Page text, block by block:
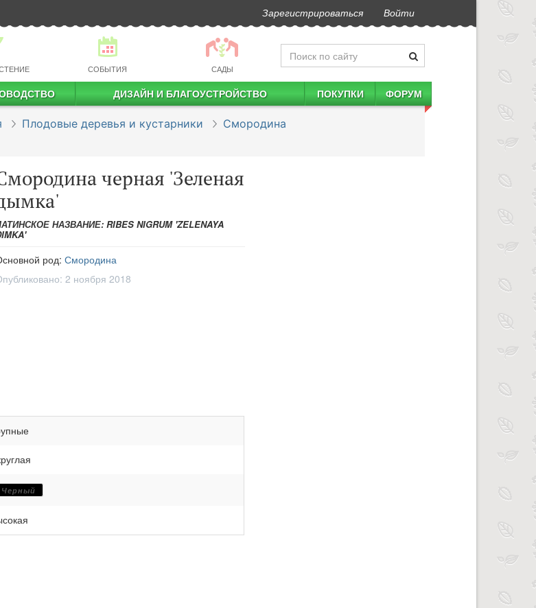
Зарегистрироваться Войти
СОБЫТИЯ САДЫ
ДИЗАЙН И БЛАГОУСТРОЙСТВО ПОКУПКИ ФОРУМ
Плодовые деревья и кустарники
Смородина
черная 'Зеленая
НАЗВАНИЕ: RIBES NIGRUM 'ZELENAYA
род: Смородина
2 ноября 2018
Черный